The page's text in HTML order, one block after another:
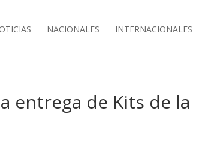
NACIONALES INTERNACIONALES
entrega de Kits de la